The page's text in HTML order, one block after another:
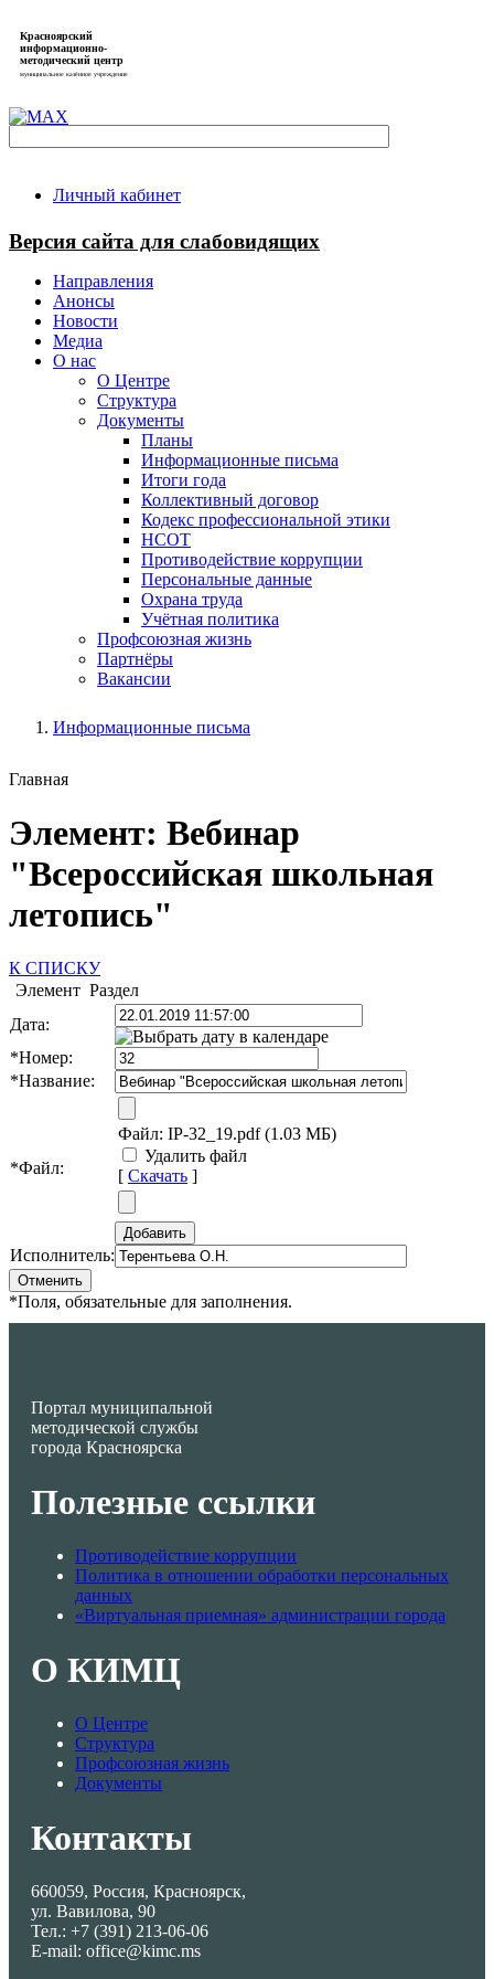
Красноярский
информационно-
методический центр
муниципальное казённое учреждение
Личный кабинет
Версия сайта для слабовидящих
Направления
Анонсы
Новости
Медиа
О нас
О Центре
Структура
Документы
Планы
Информационные письма
Итоги года
Коллективный договор
Кодекс профессиональной этики
НСОТ
Противодействие коррупции
Персональные данные
Охрана труда
Учётная политика
Профсоюзная жизнь
Партнёры
Вакансии
Информационные письма
Главная
Элемент: Вебинар
"Всероссийская школьная
летопись"
К СПИСКУ
Элемент Раздел
Дата:
*Номер:
*Название:
*Файл:
Файл: IP-32_19.pdf (1.03 МБ)
Удалить файл
[ Скачать ]
Исполнитель:
*Поля, обязательные для заполнения.
Портал муниципальной
методической службы
города Красноярска
Полезные ссылки
Противодействие коррупции
Политика в отношении обработки персональных
данных
«Виртуальная приемная» администрации города
О КИМЦ
О Центре
Структура
Профсоюзная жизнь
Документы
Контакты
660059, Россия, Красноярск,
ул. Вавилова, 90
Тел.: +7 (391) 213-06-06
E-mail: office@kimc.ms